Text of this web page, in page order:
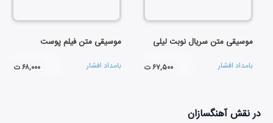
موسیقی متن سریال نوبت لیلی
بامداد افشار ۶۷,۵۰۰ ت
موسیقی متن فیلم پوست
بامداد افشار ۶۸,۰۰۰ ت
در نقشآهنگسازان